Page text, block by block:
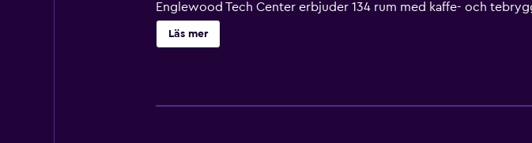
Englewood Tech Center erbjuder 134 rum med kaffe- och
platt-tv med satellitpremiumkanaler. På rummet finns kylskåp
skrivbord och telefon; gratis lokalsamtal ingår (restriktioner kan
Läs mer